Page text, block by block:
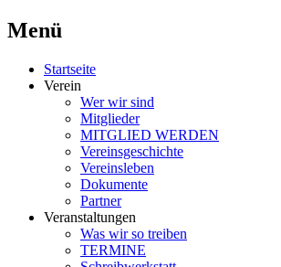
Menü
Zum
Inhalt
Startseite
Verein
Wer wir sind
Mitglieder
MITGLIED WERDEN
Vereinsgeschichte
Vereinsleben
Dokumente
Partner
Veranstaltungen
Was wir so treiben
TERMINE